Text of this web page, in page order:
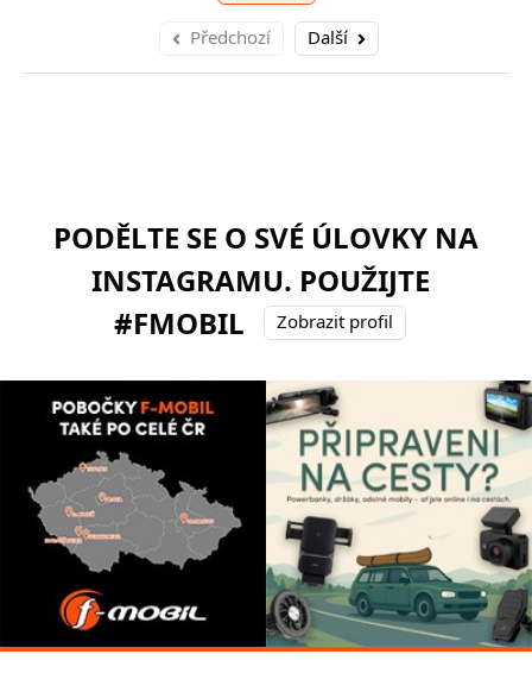
Předchozí Další
PODĚLTE SE O SVÉ ÚLOVKY NA
INSTAGRAMU. POUŽIJTE
#FMOBIL
Zobrazit profil